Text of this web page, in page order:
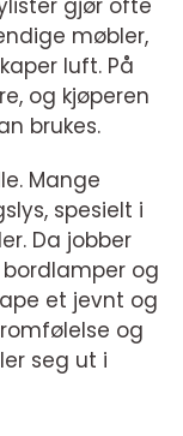
gjør ofte
møbler,
luft. På
og kjøperen
brukes.
Mange
spesielt i
Da jobber
og
et jevnt og
og
seg ut i